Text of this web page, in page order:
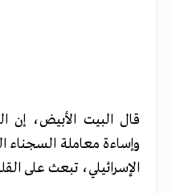
قال البيت الأبيض، إن
وإساءة معاملة السجناء
الإسرائيلي، تبعث على